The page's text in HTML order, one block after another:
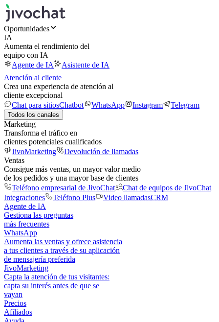
Oportunidades
IA
Aumenta el rendimiento del
equipo con IA
Agente de IA
Asistente de IA
Atención al cliente
Crea una experiencia de atención al
cliente excepcional
Chat para sitiosChatbot WhatsApp Instagram Telegram
Todos los canales
Marketing
Transforma el tráfico en
clientes potenciales cualificados
JivoMarketing
Devolución de llamadas
Ventas
Consigue más ventas, un mayor valor medio
de los pedidos y una mayor base de clientes
Teléfono empresarial de JivoChat
Chat de equipos de JivoChat
Integraciones
Teléfono Plus Video llamadasCRM
Agente de IA
Gestiona las preguntas
más frecuentes
WhatsApp
Aumenta las ventas y ofrece asistencia
a tus clientes a través de su aplicación
de mensajería preferida
JivoMarketing
Capta la atención de tus visitantes:
capta su interés antes de que se
vayan
Precios
Afiliados